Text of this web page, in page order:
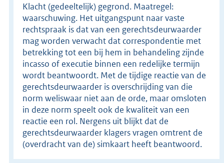
Klacht (gedeeltelijk) gegrond. Maatregel:
waarschuwing. Het uitgangspunt naar vaste
rechtspraak is dat van een gerechtsdeurwaarder
mag worden verwacht dat correspondentie met
betrekking tot een bij hem in behandeling zijnde
incasso of executie binnen een redelijke termijn
wordt beantwoordt. Met de tijdige reactie van de
gerechtsdeurwaarder is overschrijding van die
norm weliswaar niet aan de orde, maar omsloten
in deze norm speelt ook de kwaliteit van een
reactie een rol. Nergens uit blijkt dat de
gerechtsdeurwaarder klagers vragen omtrent de
(overdracht van de) simkaart heeft beantwoord.